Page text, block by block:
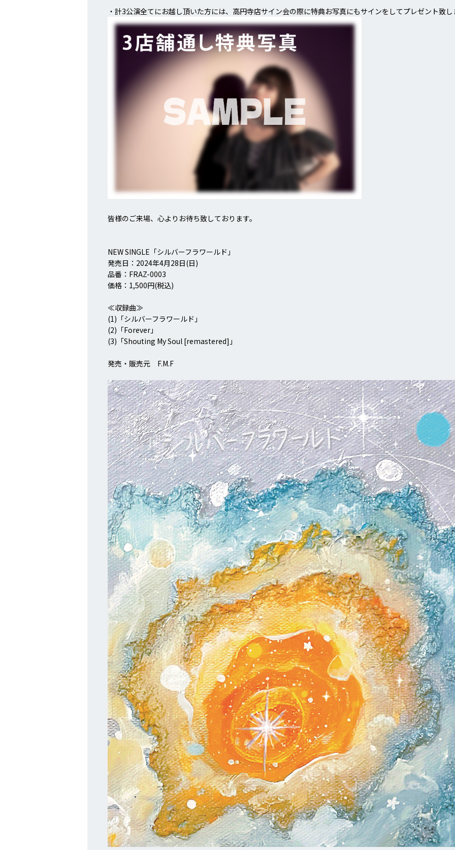
・計3公演全てにお越し頂いた方には、高円寺店サイン会の際に特典お写真にもサインをしてプレゼント致し
皆様のご来場、心よりお待ち致しております。
NEW SINGLE「シルバーフラワールド」
発売日：2024年4月28日(日)
品番：FRAZ-0003
価格：1,500円(税込)
≪収録曲≫
(1)「シルバーフラワールド」
(2)「Forever」
(3)「Shouting My Soul [remastered]」
発売・販売元 F.M.F